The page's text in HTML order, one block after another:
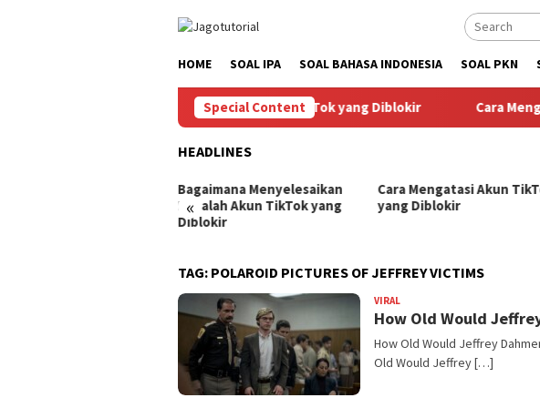
HOME SOAL IPA SOAL BAHASA INDONESIA SOAL PKN
Special Content
Bagaimana Menyelesaikan Masalah Akun TikTok yang Diblokir Cara
HEADLINES
«
Bagaimana Menyelesaikan
Masalah Akun TikTok yang
Diblokir
Cara Mengatasi Akun
yang Diblokir
TAG: POLAROID PICTURES OF JEFFREY VICTIMS
VIRAL
How Old Would
How Old Would Jeffrey
Old Would Jeffrey […]